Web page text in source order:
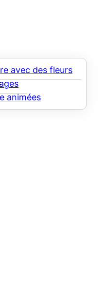
avec des fleurs
animées